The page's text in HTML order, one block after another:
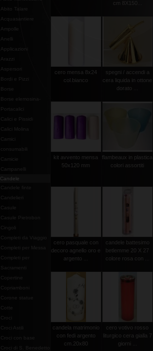
Abito Talare
Acquasantiere
Ampolle
Anelli
Applicazioni
Arazzi
Aspersori
Bordi e Pizzi
Borse
Borse elemosina-
Portacalici
Calici e Pissidi
Calici Molina
Camici
consumabili
Camicie
Campanelli
Candele
Candele finte
Candelieri
Casule
Casule Pietrobon
Cingoli
Completi da Viaggio
Completi per Messa
Completi per
Sacramenti
Copertine
Copriamboni
Corone statue
Cotte
Croci
Croci Astili
Croci con base
Croci di S. Benedetto
cm 8X150...
cero mensa 8x24
col.bianco
spegni / accendi a
cera liquida in ottone
dorato ...
kit avvento mensa
50x120 mm
flambeaux in plastica
colori assortiti
cero pasquale con
decoro agnello oro e
argento ...
candele battesimo
betlemme 20 X 27
colore rosa con ...
candela matrimonio
con fedi argento
cm.20x80
cero votivo rosso
liturgico cera gialla 7
giorni ...